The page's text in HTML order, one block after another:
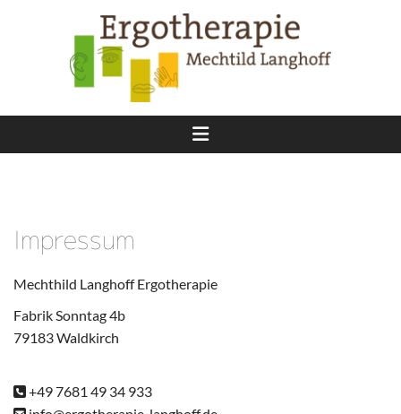
Impressum
Mechthild Langhoff Ergotherapie
Fabrik Sonntag 4b
79183 Waldkirch
+49 7681 49 34 933